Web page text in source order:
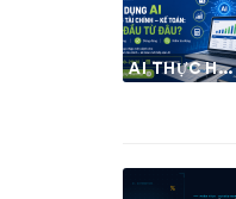
AI THỰC HÀNH